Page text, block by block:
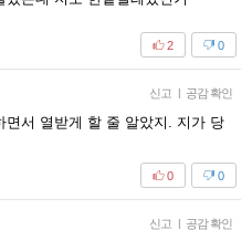
0
2
신고 | 공감 확인
면서 열받게 할 줄 알았지. 지가 당
0
0
신고 | 공감 확인